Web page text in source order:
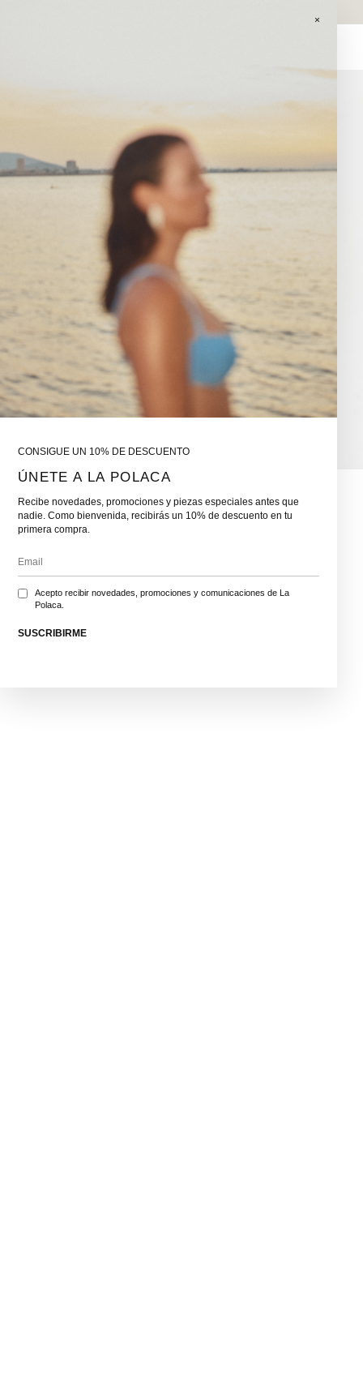
×
CONSIGUE UN 10% DE DESCUENTO
ÚNETE A LA POLACA
Recibe novedades, promociones y piezas especiales antes que
nadie. Como bienvenida, recibirás un 10% de descuento en tu
primera compra.
Acepto recibir novedades, promociones y comunicaciones de La
Polaca.
SUSCRIBIRME